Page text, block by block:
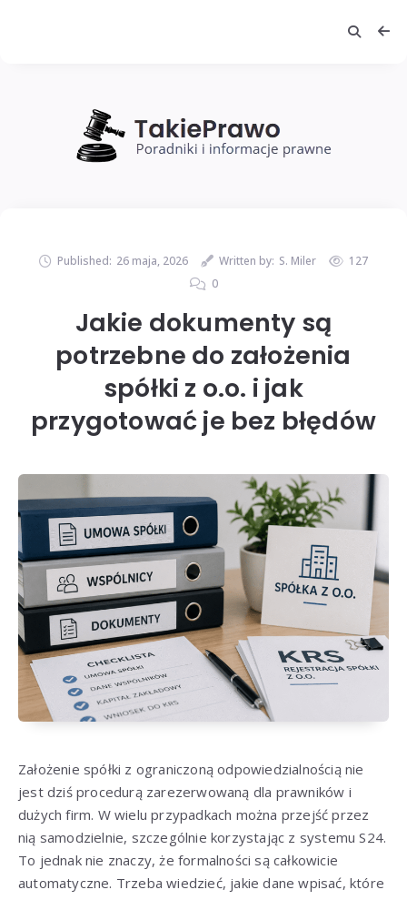
Published: 26 maja, 2026 Written by: S. Miler
127
0
Jakie dokumenty są
potrzebne do założenia
spółki z o.o. i jak
przygotować je bez błędów
Założenie spółki z ograniczoną odpowiedzialnością nie
jest dziś procedurą zarezerwowaną dla prawników i
dużych firm. W wielu przypadkach można przejść przez
nią samodzielnie, szczególnie korzystając z systemu S24.
To jednak nie znaczy, że formalności są całkowicie
automatyczne. Trzeba wiedzieć, jakie dane wpisać, które